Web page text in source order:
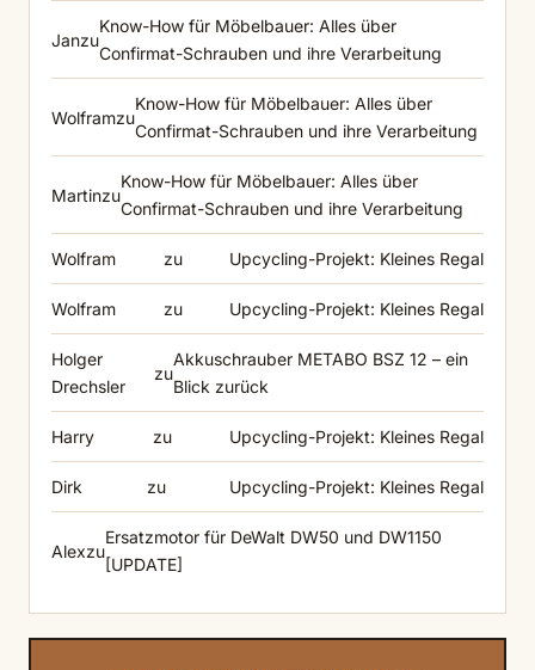
Janzu
Know-How für Möbelbauer: Alles über
Confirmat-Schrauben und ihre Verarbeitung
Wolframzu
Know-How für Möbelbauer: Alles über
Confirmat-Schrauben und ihre Verarbeitung
Martinzu
Know-How für Möbelbauer: Alles über
Confirmat-Schrauben und ihre Verarbeitung
Wolfram zu Upcycling-Projekt: Kleines Regal
Wolfram zu Upcycling-Projekt: Kleines Regal
Holger
Drechsler
zu
Akkuschrauber METABO BSZ 12 – ein
Blick zurück
Harry zu Upcycling-Projekt: Kleines Regal
Dirk zu Upcycling-Projekt: Kleines Regal
Alexzu
Ersatzmotor für DeWalt DW50 und DW1150
[UPDATE]